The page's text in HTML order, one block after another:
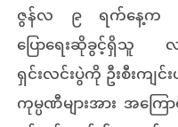
ဇွန်လ ၉ ရက်နေ့က တရု
ပြောရေးဆိုခွင့်ရှိသူ
ရှင်းလင်းပွဲကို ဦးစီးက
ကုမ္ပဏီများအား အကြ